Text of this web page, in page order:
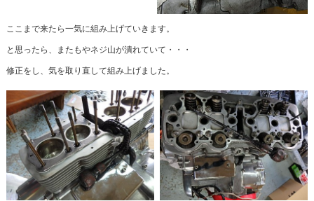
ここまで来たら一気に組み上げていきます。
と思ったら、またもやネジ山が潰れていて・・・
修正をし、気を取り直して組み上げました。